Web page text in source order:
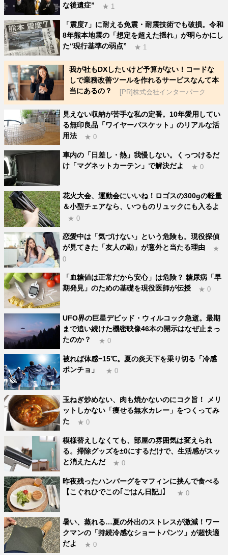
な後遺症”
★ 1
「震度7」に耐える免震・耐震技術でも破損。令和
8年熊本地震の「想定を超えた揺れ」が明らかにし
た“現行基準の弱点”
★ 1
我が社もDXしたいけど予算がない！コードな
しで業務改善ツールを作れるサービスなんて本
当にあるの？
[PR]株式会社インターパーク
見えない収納が苦手な私の定番。10年愛用してい
る無印良品「ワイヤーバスケット」のリアルな活
用法
★ 0
車内の「日差し・熱」我慢しない。くっつけるだ
け「マグネットカーテン」で解決だよ
★ 0
花火大会、運動会にいいね！ロゴスの300gの軽量
＆小型チェアなら、いつものリュックにも入るよ
★ 0
恋愛中は「気づけない」という危険も。現役探偵
が見てきた「友人の勘」が意外と当たる理由
★
0
「血糖値は正常だから安心」は危険？ 糖尿病「早
期発見」のための基礎を現役医師が伝授
★ 0
UFO界の巨星デビッド・ウィルコック急逝。最期
まで追い続けた機密映像46本の開示はなぜ止まっ
たのか？
★ 0
被れば体感−15℃。夏の炎天下を乗り切る「冷感
ポンチョ」
★ 0
玉ねぎ炒めない、肉も焼かないのにコク旨！ メリ
ットしかない「痩せる無水カレー」をつくってみ
た
★ 0
模様替えしなくても、部屋の雰囲気は変えられ
る。掃除グッズを±0にするだけで、生活感がスッ
と消えたんだ
★ 0
昨夜残ったハンバーグをマフィンに挟んで食べる
【こぐれひでこの｢ごはん日記｣】
★ 0
暑い、蒸れる…夏の外出のストレスが激減！ワー
クマンの「持続冷感なショートパンツ」が超快適
だよ
★ 0